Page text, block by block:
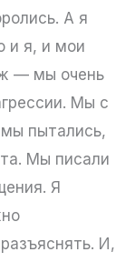
А я
и я, и мои
— мы очень
Мы с
пытались,
Мы писали
Я
И,